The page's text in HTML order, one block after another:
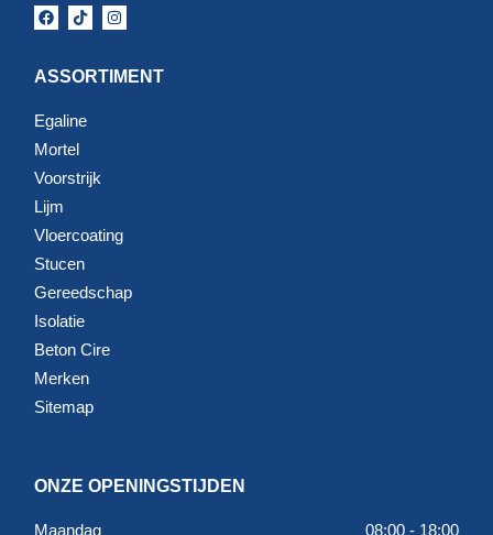
ASSORTIMENT
Egaline
Mortel
Voorstrijk
Lijm
Vloercoating
Stucen
Gereedschap
Isolatie
Beton Cire
Merken
Sitemap
ONZE OPENINGSTIJDEN
Maandag
08:00 - 18:00